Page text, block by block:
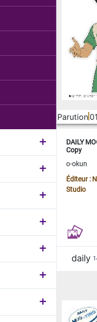
Parution
DAILY
Copy
o-okun
Éditeur :
Studio
daily